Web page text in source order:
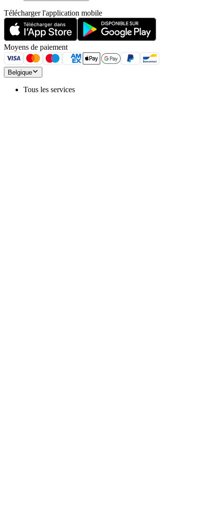
Télécharger l'application mobile
Moyens de paiement
Belgique
Tous les services